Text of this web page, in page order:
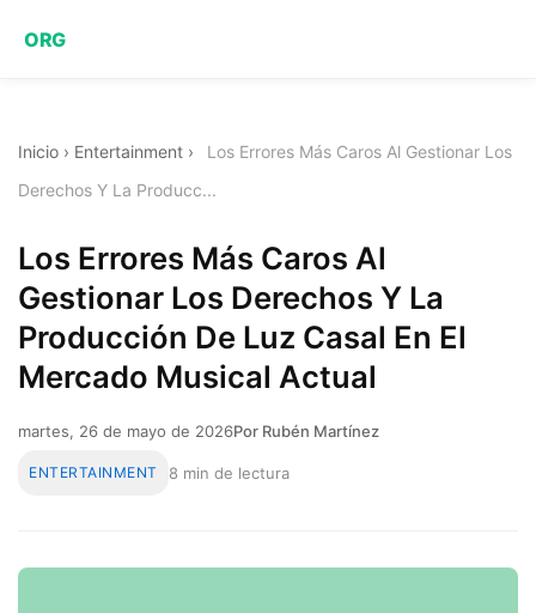
ORG
Inicio › Entertainment ›
Los Errores Más Caros Al Gestionar Los
Derechos Y La Producc...
Los Errores Más Caros Al
Gestionar Los Derechos Y La
Producción De Luz Casal En El
Mercado Musical Actual
martes, 26 de mayo de 2026Por Rubén Martínez
ENTERTAINMENT 8 min de lectura